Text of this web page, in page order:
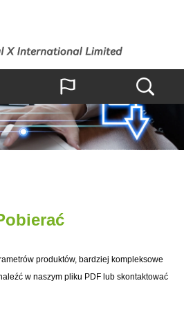
produktów, bardziej kompleksowe
w naszym pliku PDF lub skontaktować